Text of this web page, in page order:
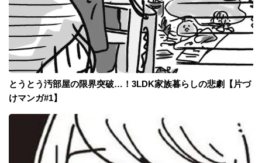
とうとう汚部屋の限界突破…！3LDK家族暮らしの悲劇【片づ
けマンガ#1】